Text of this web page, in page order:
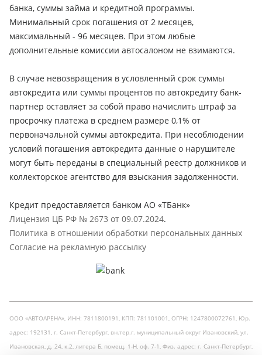
банка, суммы займа и кредитной программы.
Минимальный срок погашения от 2 месяцев,
максимальный - 96 месяцев. При этом любые
дополнительные комиссии автосалоном не взимаются.
В случае невозвращения в условленный срок суммы
автокредита или суммы процентов по автокредиту банк-
партнер оставляет за собой право начислить штраф за
просрочку платежа в среднем размере 0,1% от
первоначальной суммы автокредита. При несоблюдении
условий погашения автокредита данные о нарушителе
могут быть переданы в специальный реестр должников и
коллекторское агентство для взыскания задолженности.
Кредит предоставляется банком АО «ТБанк»
Лицензия ЦБ РФ № 2673 от 09.07.2024.
Политика в отношении обработки персональных данных
Согласие на рекламную рассылку
ООО «АВТОАРЕНА», ИНН: 7811800191, КПП: 781101001, ОГРН: 1247800072761, Юр.
адрес: 192131, г. Санкт-Петербург, вн.тер.г. муниципальный округ Ивановский, ул.
Ивановская, д. 24, к.2, литера Б, помещ. 1-Н, оф. 7-1, Физ. адрес: г. Санкт-Петербург,